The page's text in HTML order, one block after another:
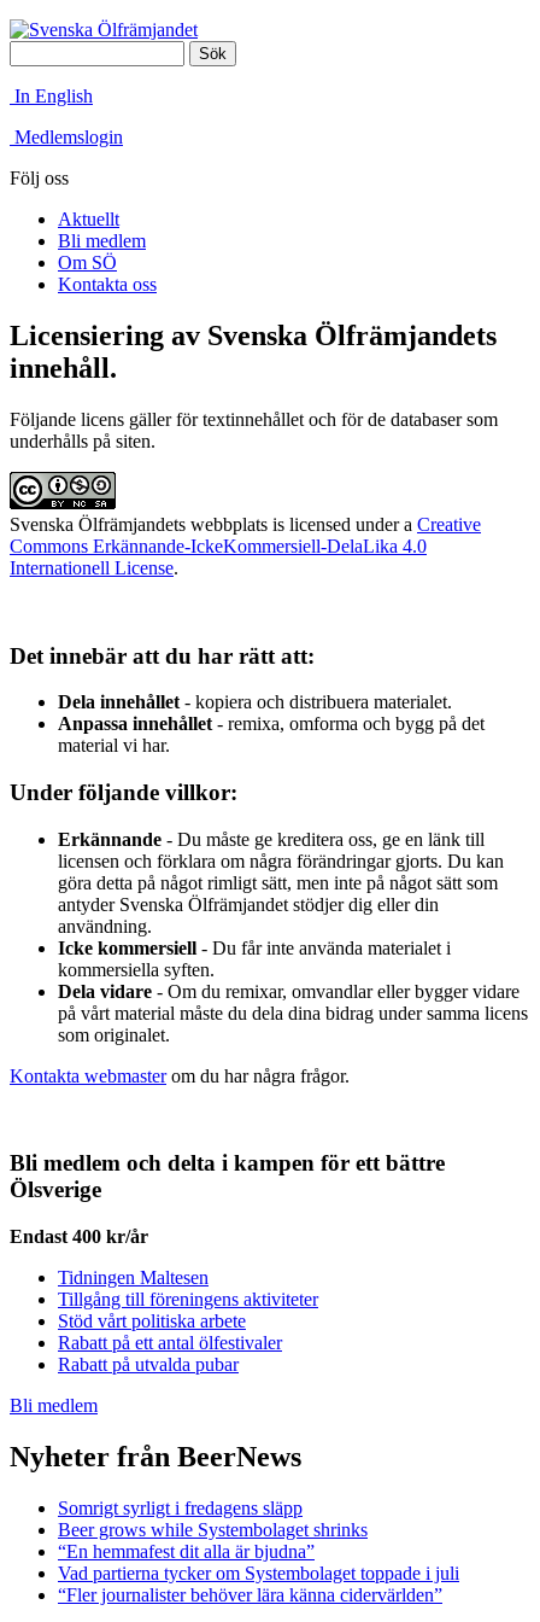
Jump to navigation
In English
Medlemslogin
Följ oss
Aktuellt
Bli medlem
Om SÖ
Kontakta oss
Licensiering av Svenska Ölfrämjandets
innehåll.
Följande licens gäller för textinnehållet och för de databaser som
underhålls på siten.
Svenska Ölfrämjandets webbplats is licensed under a Creative
Commons Erkännande-IckeKommersiell-DelaLika 4.0
Internationell License.
Det innebär att du har rätt att:
Dela innehållet - kopiera och distribuera materialet.
Anpassa innehållet - remixa, omforma och bygg på det
material vi har.
Under följande villkor:
Erkännande - Du måste ge kreditera oss, ge en länk till
licensen och förklara om några förändringar gjorts. Du kan
göra detta på något rimligt sätt, men inte på något sätt som
antyder Svenska Ölfrämjandet stödjer dig eller din
användning.
Icke kommersiell - Du får inte använda materialet i
kommersiella syften.
Dela vidare - Om du remixar, omvandlar eller bygger vidare
på vårt material måste du dela dina bidrag under samma licens
som originalet.
Kontakta webmasterom du har några frågor.
Bli medlem och delta i kampen för ett bättre
Ölsverige
Endast 400 kr/år
Tidningen Maltesen
Tillgång till föreningens aktiviteter
Stöd vårt politiska arbete
Rabatt på ett antal ölfestivaler
Rabatt på utvalda pubar
Bli medlem
Nyheter från BeerNews
Somrigt syrligt i fredagens släpp
Beer grows while Systembolaget shrinks
“En hemmafest dit alla är bjudna”
Vad partierna tycker om Systembolaget toppade i juli
“Fler journalister behöver lära känna cidervärlden”